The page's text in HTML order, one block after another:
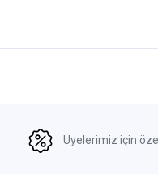
Üyelerimiz için